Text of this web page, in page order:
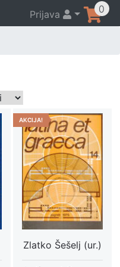
Prijava 0
AKCIJA!
Zlatko Šešelj (ur.)